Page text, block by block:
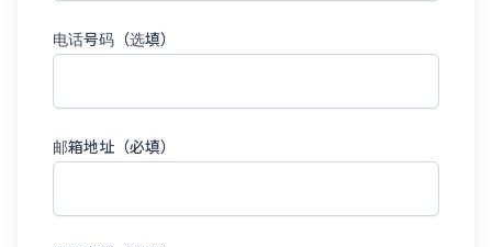
电话号码（选填）
邮箱地址（必填）